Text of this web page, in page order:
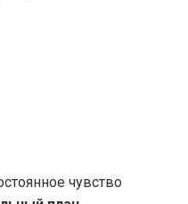
чувство